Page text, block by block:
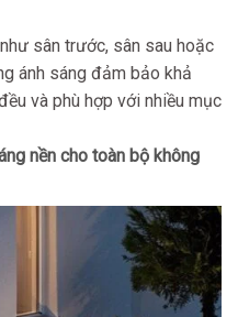
sân trước, sân sau hoặc
ánh sáng đảm bảo khả
và phù hợp với nhiều mục
nền cho toàn bộ không